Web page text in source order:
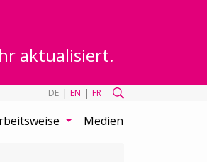
aktualisiert.
DE | EN | FR
Medien